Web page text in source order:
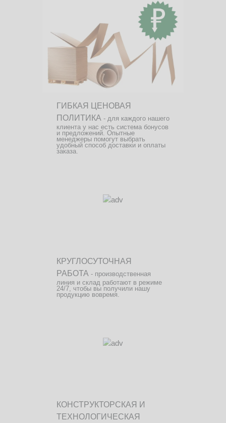
ГИБКАЯ ЦЕНОВАЯ
ПОЛИТИКА - для каждого нашего
клиента у нас есть система бонусов
и предложений. Опытные
менеджеры помогут выбрать
удобный способ доставки и оплаты
заказа.
КРУГЛОСУТОЧНАЯ
РАБОТА - производственная
линия и склад работают в режиме
24/7, чтобы вы получили нашу
продукцию вовремя.
КОНСТРУКТОРСКАЯ И
ТЕХНОЛОГИЧЕСКАЯ